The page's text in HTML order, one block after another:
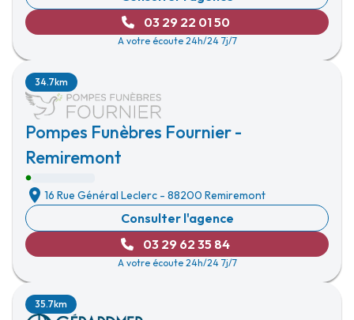
03 29 22 01 50
A votre écoute 24h/24 7j/7
Pompes Funèbres Fournier -
Remiremont
34.7km
16 Rue Général Leclerc - 88200 Remiremont
Consulter l'agence
03 29 62 35 84
A votre écoute 24h/24 7j/7
35.7km